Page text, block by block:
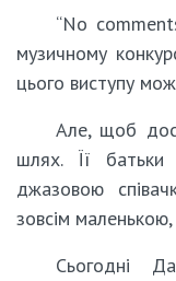
“No
музичному
цього виступу
Але, щоб
шлях. Її
джазовою
зовсім
Сьогодні